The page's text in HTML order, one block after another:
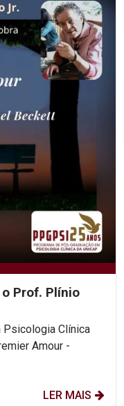
o Prof. Plínio
Psicologia Clínica
LER MAIS